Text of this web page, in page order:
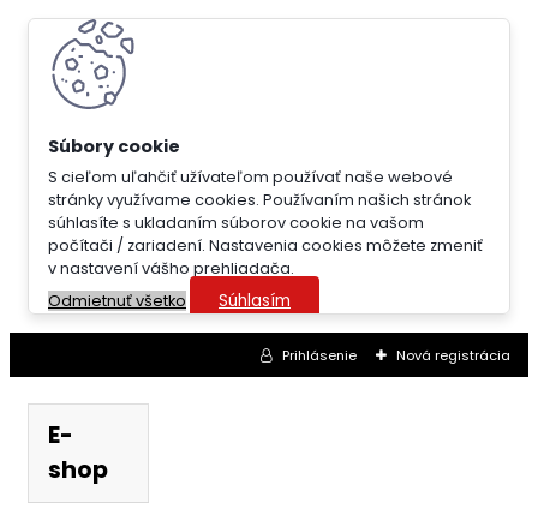
S cieľom uľahčiť užívateľom používať naše webové
stránky využívame cookies. Používaním našich stránok
súhlasíte s ukladaním súborov cookie na vašom
počítači / zariadení. Nastavenia cookies môžete zmeniť
v nastavení vášho prehliadača.
Odmietnuť všetko
Súhlasím
Prihlásenie Nová registrácia
E-
shop